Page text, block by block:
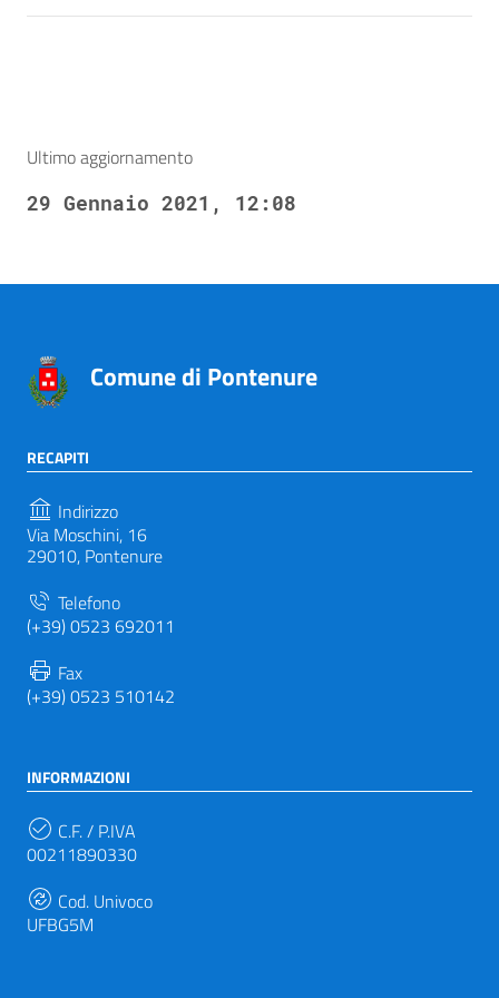
Ultimo aggiornamento
29 Gennaio 2021, 12:08
Comune di Pontenure
RECAPITI
Indirizzo
Via Moschini, 16
29010, Pontenure
Telefono
(+39) 0523 692011
Fax
(+39) 0523 510142
INFORMAZIONI
C.F. / P.IVA
00211890330
Cod. Univoco
UFBG5M